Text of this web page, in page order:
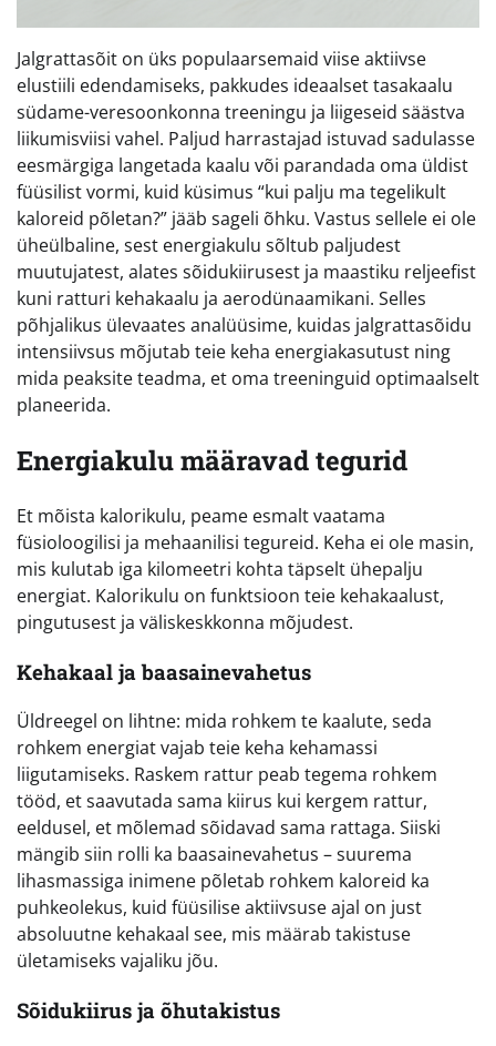
Jalgrattasõit on üks populaarsemaid viise aktiivse
elustiili edendamiseks, pakkudes ideaalset tasakaalu
südame-veresoonkonna treeningu ja liigeseid säästva
liikumisviisi vahel. Paljud harrastajad istuvad sadulasse
eesmärgiga langetada kaalu või parandada oma üldist
füüsilist vormi, kuid küsimus “kui palju ma tegelikult
kaloreid põletan?” jääb sageli õhku. Vastus sellele ei ole
üheülbaline, sest energiakulu sõltub paljudest
muutujatest, alates sõidukiirusest ja maastiku reljeefist
kuni ratturi kehakaalu ja aerodünaamikani. Selles
põhjalikus ülevaates analüüsime, kuidas jalgrattasõidu
intensiivsus mõjutab teie keha energiakasutust ning
mida peaksite teadma, et oma treeninguid optimaalselt
planeerida.
Energiakulu määravad tegurid
Et mõista kalorikulu, peame esmalt vaatama
füsioloogilisi ja mehaanilisi tegureid. Keha ei ole masin,
mis kulutab iga kilomeetri kohta täpselt ühepalju
energiat. Kalorikulu on funktsioon teie kehakaalust,
pingutusest ja väliskeskkonna mõjudest.
Kehakaal ja baasainevahetus
Üldreegel on lihtne: mida rohkem te kaalute, seda
rohkem energiat vajab teie keha kehamassi
liigutamiseks. Raskem rattur peab tegema rohkem
tööd, et saavutada sama kiirus kui kergem rattur,
eeldusel, et mõlemad sõidavad sama rattaga. Siiski
mängib siin rolli ka baasainevahetus – suurema
lihasmassiga inimene põletab rohkem kaloreid ka
puhkeolekus, kuid füüsilise aktiivsuse ajal on just
absoluutne kehakaal see, mis määrab takistuse
ületamiseks vajaliku jõu.
Sõidukiirus ja õhutakistus